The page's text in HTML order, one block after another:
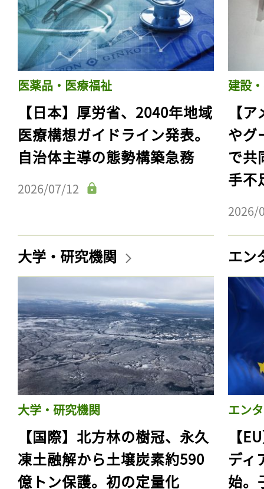
医薬品・医療福祉
【日本】厚労省、2040年地域
医療構想ガイドライン発表。
自治体主導の態勢構築急務
2026/07/12
建設
【
やグ
で共
手不
2026/
大学・研究機関
大学・研究機関
【国際】北方林の樹冠、永久
凍土融解から土壌炭素約590
億トン保護。初の定量化
エン
エン
【
ディ
始。